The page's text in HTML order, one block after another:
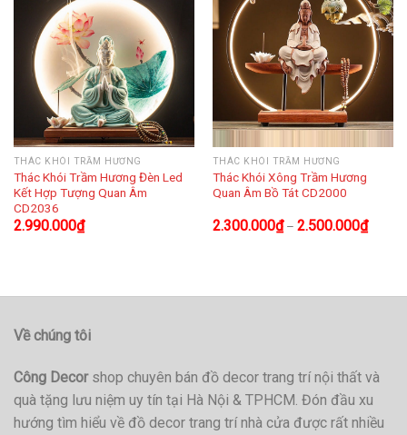
THÁC KHÓI TRẦM HƯƠNG
Thác Khói Trầm Hương Đèn Led
Kết Hợp Tượng Quan Âm
CD2036
2.990.000₫
THÁC KHÓI TRẦM HƯƠNG
Thác Khói Xông Trầm Hương
Quan Âm Bồ Tát CD2000
2.300.000₫– 2.500.000₫
Về chúng tôi
Công Decorshop chuyên bán đồ decor trang trí nội thất và
quà tặng lưu niệm uy tín tại Hà Nội & TPHCM. Đón đầu xu
hướng tìm hiểu về đồ decor trang trí nhà cửa được rất nhiều